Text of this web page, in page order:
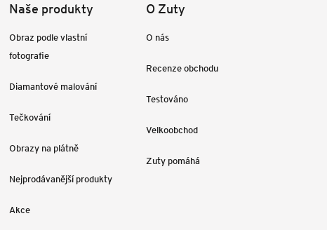
Naše produkty
Obraz podle vlastní
fotografie
Diamantové malování
Tečkování
Obrazy na plátně
Nejprodávanější produkty
Akce
O Zuty
O nás
Recenze obchodu
Testováno
Velkoobchod
Zuty pomáhá